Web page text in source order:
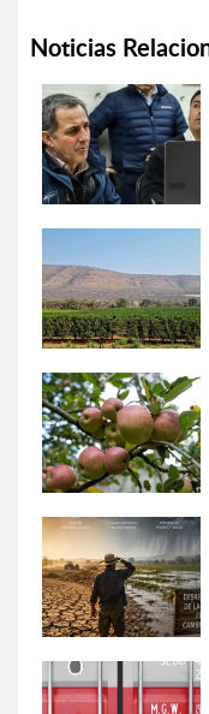
Noticias